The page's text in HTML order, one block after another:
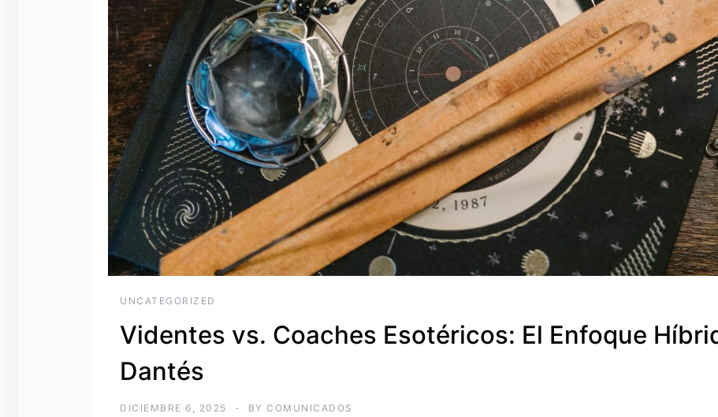
UNCATEGORIZED
Videntes vs. Coaches Esotéricos: El Enfoque
Dantés
DICIEMBRE 6, 2025 BY COMUNICADOS